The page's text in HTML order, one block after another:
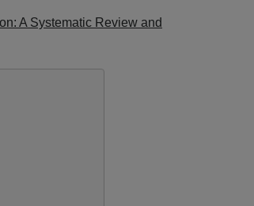
A Systematic Review and